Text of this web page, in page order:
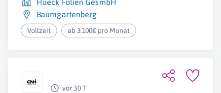
Hueck Folien GesmbH
Baumgartenberg
Vollzeit ab 3.100€ pro Monat
vor 30 T